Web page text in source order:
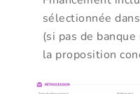
sélectionnée
(si pas de
la proposition